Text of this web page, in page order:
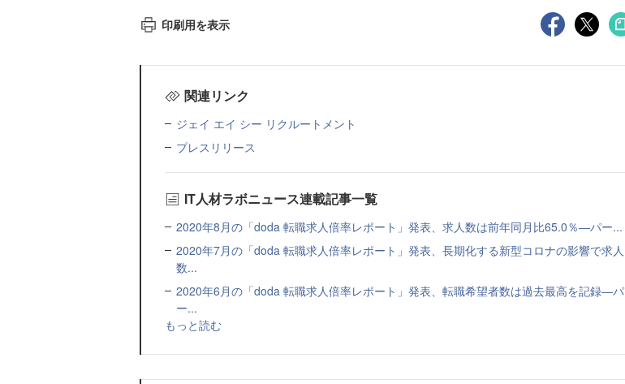
印刷用を表示
関連リンク
ジェイ エイ シー リクルートメント
プレスリリース
IT人材ラボニュース連載記事一覧
2020年8月の「doda 転職求人倍率レポート」発表、求人数は前年同月比65.0％―パー...
2020年7月の「doda 転職求人倍率レポート」発表、長期化する新型コロナの影響で求人
数...
2020年6月の「doda 転職求人倍率レポート」発表、転職希望者数は過去最高を記録―パ
ー...
もっと読む